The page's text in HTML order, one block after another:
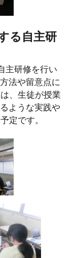
る自主研
主研修を行い
法や留意点に
、生徒が授業
ような実践や
定です。